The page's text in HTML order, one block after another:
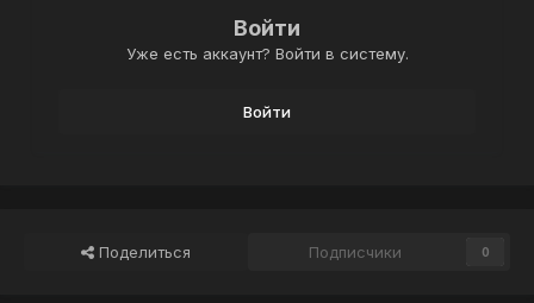
Войти
Уже есть аккаунт? Войти в систему.
Войти
Поделиться Подписчики 0